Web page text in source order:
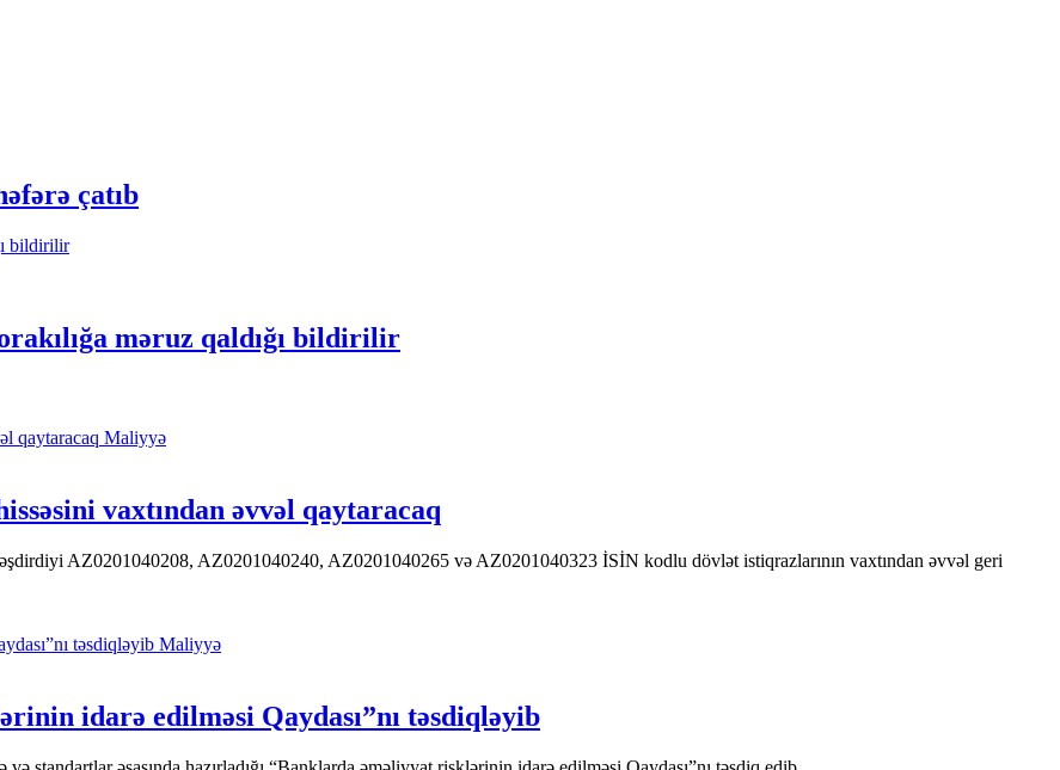
çatıb
məruz qaldığı bildirilir
Maliyyə
vaxtından əvvəl qaytaracaq
AZ0201040208, AZ0201040240, AZ0201040265 və AZ0201040323 İSİN kodlu dövlət istiqrazlarının vaxtından əvvəl geri
Maliyyə
idarə edilməsi Qaydası”nı təsdiqləyib